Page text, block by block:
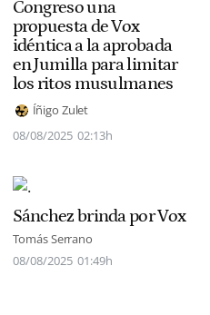
Congreso una
propuesta de Vox
idéntica a la aprobada
en Jumilla para limitar
los ritos musulmanes
Íñigo Zulet
08/08/2025 02:13h
Sánchez brinda por Vox
Tomás Serrano
08/08/2025 01:49h